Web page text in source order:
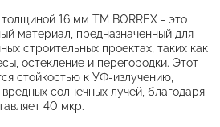
16 мм ТМ BORREX - это
материал, предназначенный для
строительных проектах, таких как
остекление и перегородки. Этот
стойкостью к УФ-излучению,
солнечных лучей, благодаря
40 мкр.